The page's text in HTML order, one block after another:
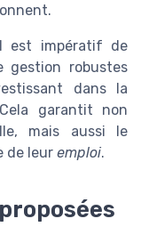
est impératif de
gestion robustes
dans la
garantit non
mais aussi le
de leur emploi.